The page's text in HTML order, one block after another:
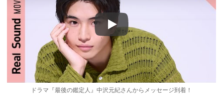
Play
ドラマ『最後の鑑定人』中沢元紀さんからメッセージ到着！